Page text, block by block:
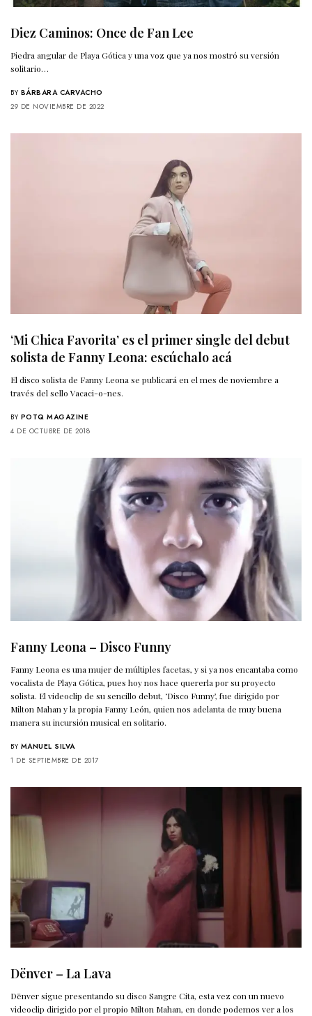
Diez Caminos: Once de Fan Lee
Piedra angular de Playa Gótica y una voz que ya nos mostró su versión
solitario…
BY BÁRBARA CARVACHO
29 DE NOVIEMBRE DE 2022
‘Mi Chica Favorita’ es el primer single del debut
solista de Fanny Leona: escúchalo acá
El disco solista de Fanny Leona se publicará en el mes de noviembre a
través del sello Vacaci-o-nes.
BY POTQ MAGAZINE
4 DE OCTUBRE DE 2018
Fanny Leona – Disco Funny
Fanny Leona es una mujer de múltiples facetas, y si ya nos encantaba como
vocalista de Playa Gótica, pues hoy nos hace quererla por su proyecto
solista. El videoclip de su sencillo debut, ‘Disco Funny’, fue dirigido por
Milton Mahan y la propia Fanny León, quien nos adelanta de muy buena
manera su incursión musical en solitario.
BY MANUEL SILVA
1 DE SEPTIEMBRE DE 2017
Dënver – La Lava
Dënver sigue presentando su disco Sangre Cita, esta vez con un nuevo
videoclip dirigido por el propio Milton Mahan, en donde podemos ver a los